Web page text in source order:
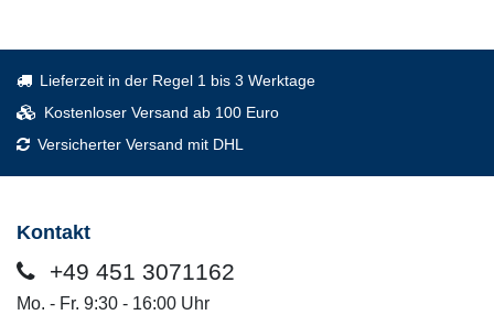
Lieferzeit in der Regel 1 bis 3 Werktage
Kostenloser Versand ab 100 Euro
Versicherter Versand mit DHL
Kontakt
+49 451 3071162
Mo. - Fr. 9:30 - 16:00 Uhr